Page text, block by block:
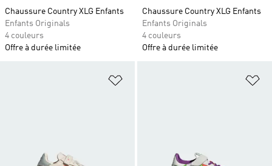
Chaussure Country XLG Enfants
Enfants Originals
4 couleurs
Offre à durée limitée
Chaussure Country XLG Enfants
Enfants Originals
4 couleurs
Offre à durée limitée
Ajouter à la Liste de produits